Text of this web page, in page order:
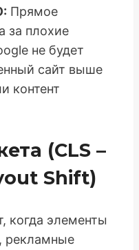
Прямое
за плохие
не будет
сайт выше
контент
(CLS –
Shift)
когда элементы
рекламные